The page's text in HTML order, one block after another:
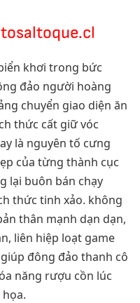
khơi trong bức
đảo người hoàng
chuyển giao diện ăn
thức cất giữ vóc
là nguyên tố cưng
của từng thành cục
lại buôn bán chạy
thức tinh xảo. không
thân mạnh dạn dạn,
liên hiệp loạt game
đông đảo thanh cô
năng rượu cồn lúc